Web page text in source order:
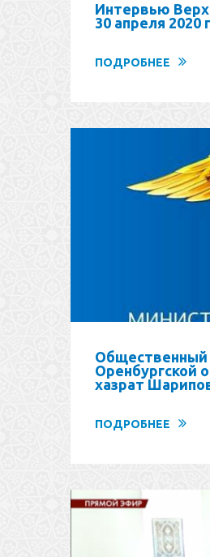
Интервью
30 апреля 2020
ПОДРОБНЕЕ
Общественный
Оренбургской
хазрат
ПОДРОБНЕЕ